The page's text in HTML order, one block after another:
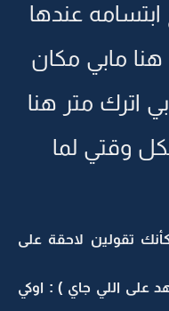
عندها
مابي مكان
اترك متر هنا
وقتي لما
تقولين لاحقة على
على اللي جاي ) : اوكي